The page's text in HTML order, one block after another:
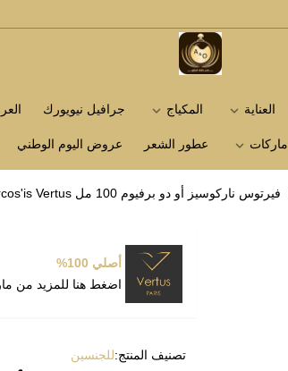
متجر عاشق العطور
العناية المكياج جرافيل نيويورك
ماركات عطور الشعر عروض اليوم الوطني
فيرتوس ناركوسيز أو دو برفيوم 100 مل Narcos'is Vertus
أصلي 100%
اضغط هنا للمزيد من
تصنيف المنتج:للجنسين